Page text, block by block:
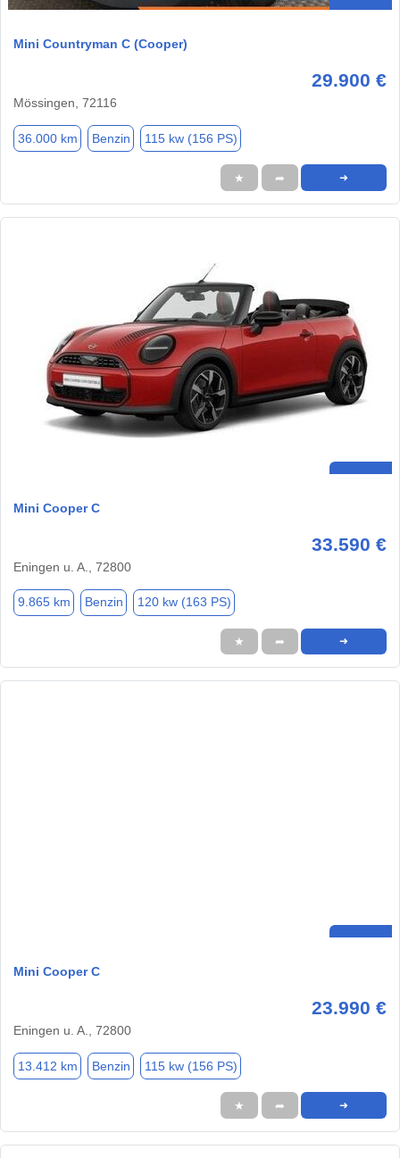
Mini Countryman C (Cooper)
29.900 €
Mössingen, 72116
36.000 km Benzin 115 kw (156 PS)
★ ➦ ➜
Mini Cooper C
33.590 €
Eningen u. A., 72800
9.865 km Benzin 120 kw (163 PS)
★ ➦ ➜
Mini Cooper C
23.990 €
Eningen u. A., 72800
13.412 km Benzin 115 kw (156 PS)
★ ➦ ➜